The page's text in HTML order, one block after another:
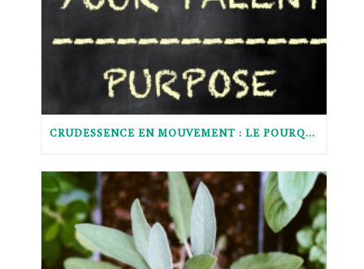
CRUDESSENCE EN MOUVEMENT : LE POURQUOI DU COMMENT